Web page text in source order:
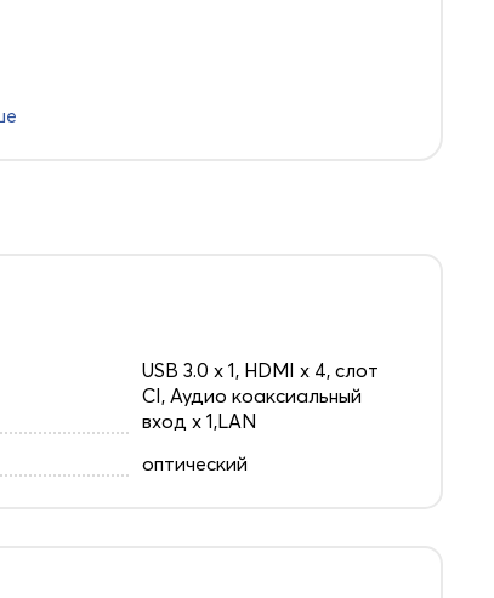
USB 3.0 х 1, HDMI x 4, слот
CI, Аудио коаксиальный
вход х 1,LAN
оптический